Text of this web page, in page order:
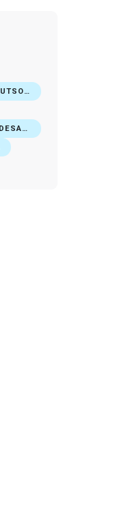
RECLUTAMIENTO Y OUTSOURCING DE PERSONAL
CONSEJOS PARA EL DESARROLLO PROFESIONAL